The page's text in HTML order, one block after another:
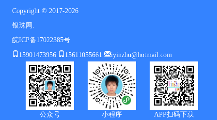
Copyright © 2017-2026
银珠网.
皖ICP备17022385号
15901473956 15611055661 iyinzhu@hotmail.com
公众号 小程序
APP扫码下载